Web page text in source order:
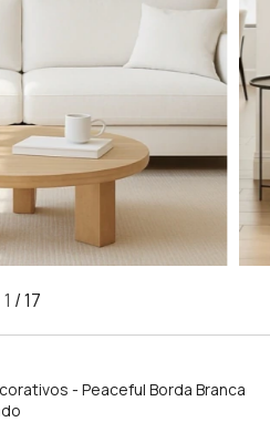
1 /17
- Peaceful Borda Branca